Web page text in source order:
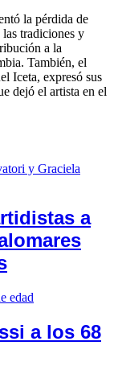
la pérdida de
tradiciones y
a la
También, el
Iceta, expresó sus
dejó el artista en el
a
a los 68